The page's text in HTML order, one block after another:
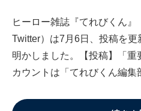
ヒーロー雑誌『てれびくん』
Twitter）は7月6日、投稿を
明かしました。【投稿】「
カウントは「てれびくん編集